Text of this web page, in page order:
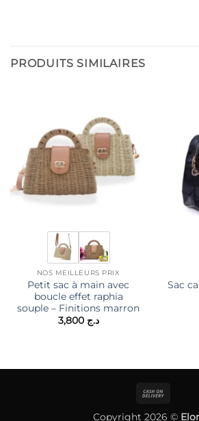
PRODUITS SIMILAIRES
NOS MEILLEURS PRIX
Petit sac à main avec
boucle effet raphia
souple – Finitions marron
د.ج 3,800
Sac
Copyright 2026 ©